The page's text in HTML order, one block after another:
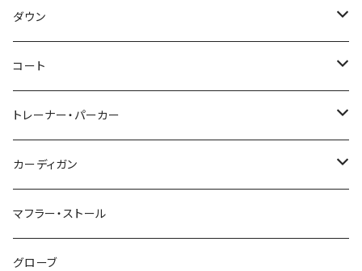
～44/S
46/M
48/L
50/XL～
ダウン
～44/S
46/M
48/L
50/XL～
コート
～44/S
46/M
48/L
50/XL～
トレーナー・パーカー
～44/S
46/M
48/L
カーディガン
～44/S
46/M
マフラー・ストール
グローブ